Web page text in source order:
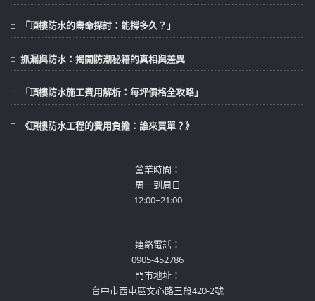
「頂樓防水的壽命探討：能撐多久？」
抓漏與防水：揭開防潮秘籍的真相與差異
「頂樓防水施工費用解析：每坪價格全攻略」
《頂樓防水工程的費用負擔：誰來買單？》
營業時間：
周一到周日
12:00~21:00
連絡電話：
0905-452786
門市地址：
台中市西屯區文心路三段420-2號